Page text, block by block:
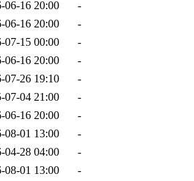
06-16 20:00
-
06-16 20:00
-
07-15 00:00
-
06-16 20:00
-
07-26 19:10
-
07-04 21:00
-
06-16 20:00
-
08-01 13:00
-
04-28 04:00
-
08-01 13:00
-